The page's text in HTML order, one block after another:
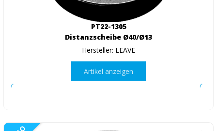
PT22-1305
Distanzscheibe Ø40/Ø13
Hersteller: LEAVE
Artikel anzeigen